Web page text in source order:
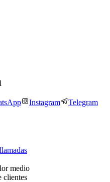
Instagram Telegram
medio
clientes